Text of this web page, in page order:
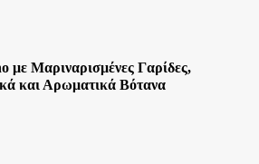
με Μαριναρισμένες Γαρίδες,
και Αρωματικά Βότανα